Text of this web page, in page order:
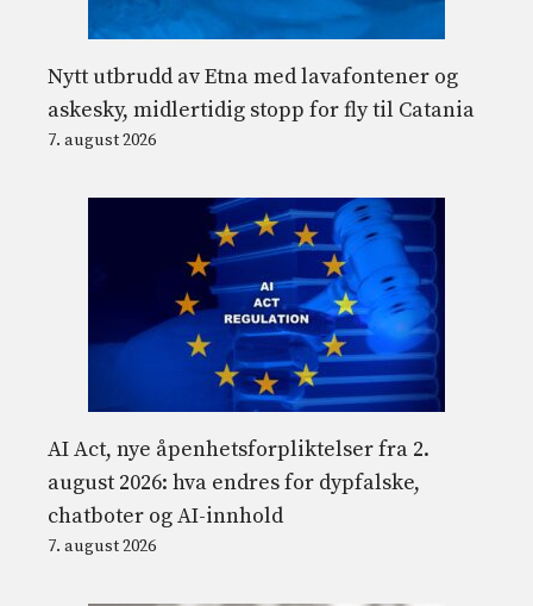
Nytt utbrudd av Etna med lavafontener og
askesky, midlertidig stopp for fly til Catania
7. august 2026
AI Act, nye åpenhetsforpliktelser fra 2.
august 2026: hva endres for dypfalske,
chatboter og AI-innhold
7. august 2026